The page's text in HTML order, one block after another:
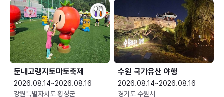
둔내고랭지토마토축제
2026.08.14~2026.08.16
강원특별자치도 횡성군
수원 국가유산 야행
2026.08.14~2026.08.16
경기도 수원시